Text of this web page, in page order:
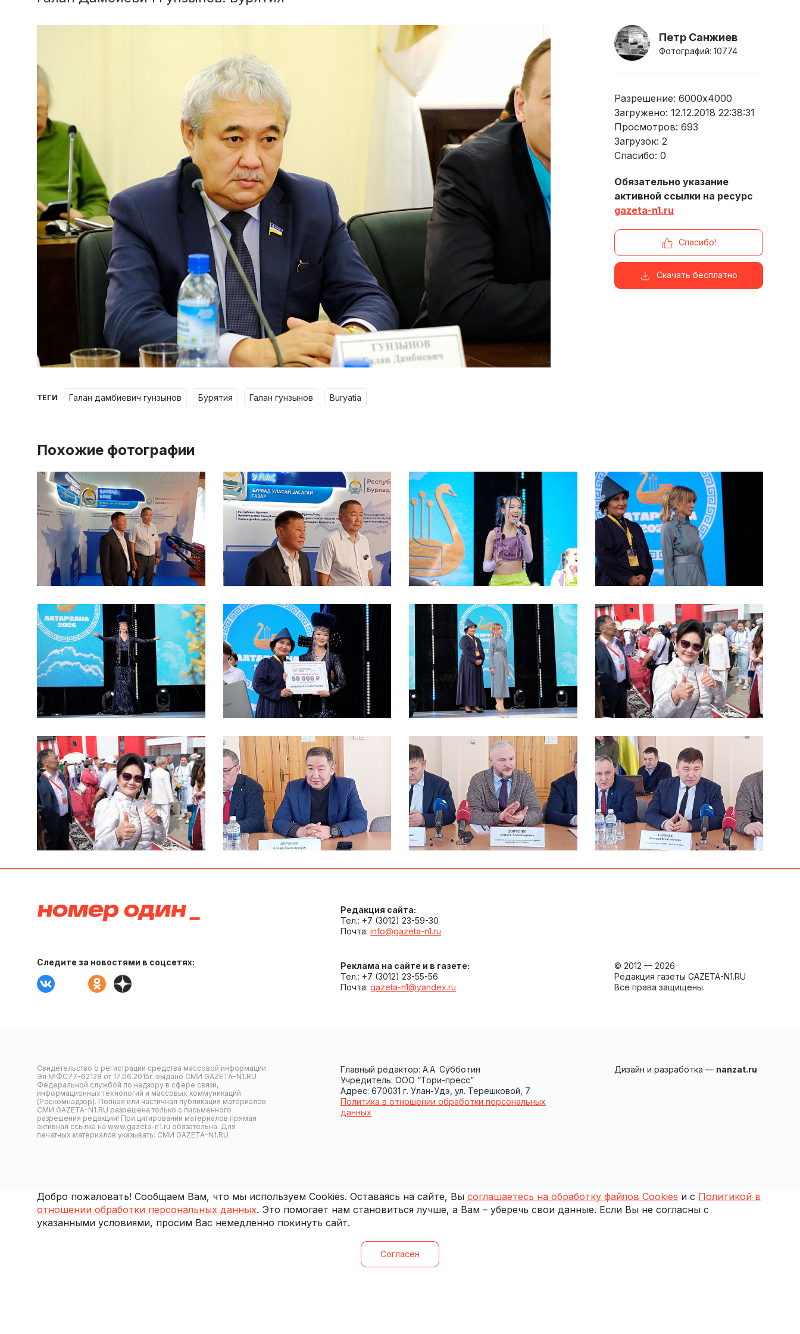
ТЕГИ галан дамбиевич гунзынов бурятия галан гунзынов buryatia
Петр Санжиев
Фотографий: 10774
Разрешение: 6000x4000
Загружено: 12.12.2018 22:38:31
Просмотров: 693
Загрузок: 2
Спасибо: 0
Обязательно указание
активной ссылки на ресурс
gazeta-n1.ru
Спасибо!
Скачать бесплатно
Похожие фотографии
Следите за новостями в соцсетях:
Редакция сайта:
Тел.: +7 (3012) 23-59-30
Почта: info@gazeta-n1.ru
Реклама на сайте и в газете:
Тел.: +7 (3012) 23-55-56
Почта: gazeta-n1@yandex.ru
© 2012 — 2026
Редакция газеты GAZETA-N1.RU
Все права защищены.
Свидетельство о регистрации средства массовой информации
Эл №ФС77-62128 от 17.06.2015г. выдано СМИ GAZETA-N1.RU
Федеральной службой по надзору в сфере связи,
информационных технологий и массовых коммуникаций
(Роскомнадзор). Полная или частичная публикация материалов
СМИ GAZETA-N1.RU разрешена только с письменного
разрешения редакции! При цитировании материалов прямая
активная ссылка на www.gazeta-n1.ru обязательна. Для
печатных материалов указывать: СМИ GAZETA-N1.RU
Главный редактор: А.А. Субботин
Учредитель: ООО “Тори-пресс”
Адрес: 670031 г. Улан-Удэ, ул. Терешковой, 7
Политика в отношении обработки персональных
данных
Дизайн и разработка — nanzat.ru
Добро пожаловать! Сообщаем Вам, что мы используем Cookies. Оставаясь на сайте, Вы соглашаетесь на обработку файлов Cookies и с Политикой в
отношении обработки персональных данных. Это помогает нам становиться лучше, а Вам – уберечь свои данные. Если Вы не согласны с
указанными условиями, просим Вас немедленно покинуть сайт.
Согласен